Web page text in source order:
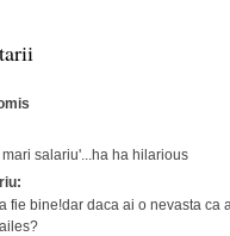
salariu'...ha ha hilarious
fie bine!dar daca ai o nevasta ca